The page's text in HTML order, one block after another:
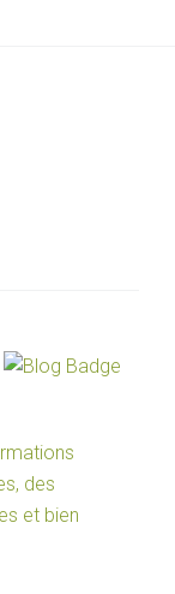
des
et bien